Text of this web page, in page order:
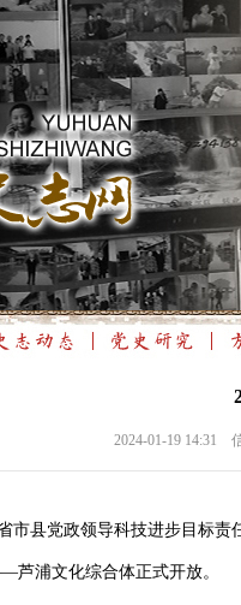
2024-01-19 14:31
市县党政领导科技进步目标责
浦文化综合体正式开放。